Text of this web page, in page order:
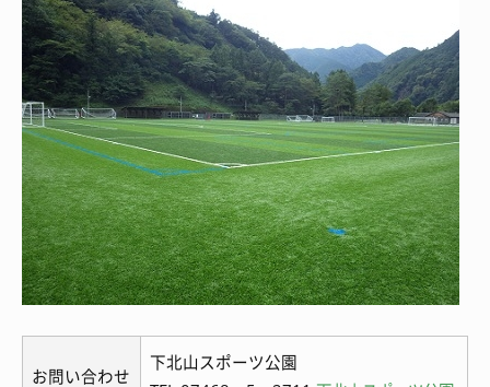
お問い合わせ
下北山スポーツ公園